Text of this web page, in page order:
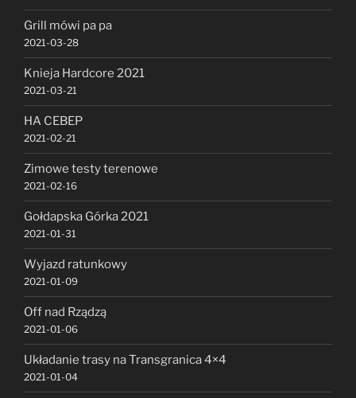
Grill mówi pa pa
2021-03-28
Knieja Hardcore 2021
2021-03-21
HA CEBEP
2021-02-21
Zimowe testy terenowe
2021-02-16
Gołdapska Górka 2021
2021-01-31
Wyjazd ratunkowy
2021-01-09
Off nad Rządzą
2021-01-06
Układanie trasy na Transgranica 4×4
2021-01-04